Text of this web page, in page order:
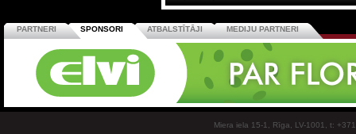
PARTNERI SPONSORI ATBALSTĪTĀJI MEDIJU PARTNERI
Miera iela 15-1, Rīga, LV-1001, t: